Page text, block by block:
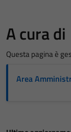
A cura di
Questa pagina è
Area